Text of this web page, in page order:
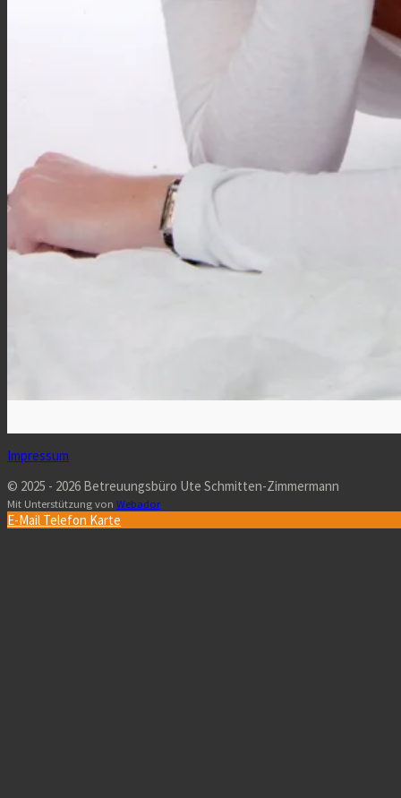
Impressum
© 2025 - 2026 Betreuungsbüro Ute Schmitten-Zimmermann
Mit Unterstützung von Webador
E-Mail Telefon Karte